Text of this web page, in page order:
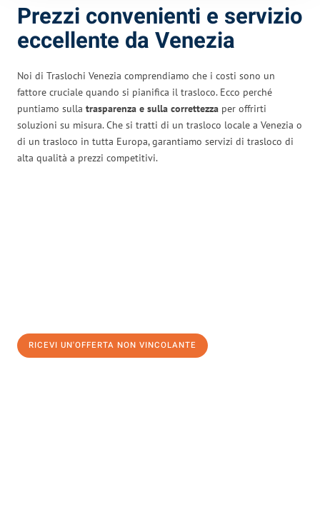
Prezzi convenienti e servizio
eccellente da Venezia
Noi di Traslochi Venezia comprendiamo che i costi sono un
fattore cruciale quando si pianifica il trasloco. Ecco perché
puntiamo sulla trasparenza e sulla correttezza per offrirti
soluzioni su misura. Che si tratti di un trasloco locale a Venezia o
di un trasloco in tutta Europa, garantiamo servizi di trasloco di
alta qualità a prezzi competitivi.
RICEVI UN'OFFERTA NON VINCOLANTE